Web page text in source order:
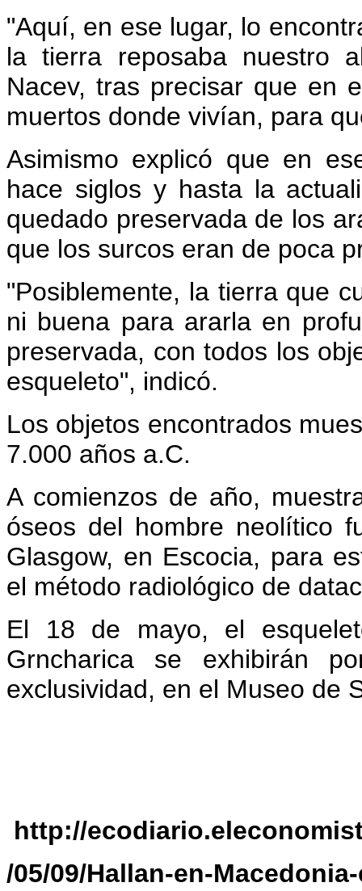
"Aquí, en ese lugar, lo
la tierra reposaba nuestro
Nacev, tras precisar que en
muertos donde vivían, para
Asimismo explicó que en
hace siglos y hasta la
quedado preservada de los
que los surcos eran de poca
"Posiblemente, la tierra que
ni buena para ararla en
preservada, con todos los
esqueleto", indicó.
Los objetos encontrados
7.000 años a.C.
A comienzos de año,
óseos del hombre neolítico
Glasgow, en Escocia, para
el método radiológico de
El 18 de mayo, el
Grncharica se exhibirán
exclusividad, en el Museo de
http://
/05/09/Hallan-en-